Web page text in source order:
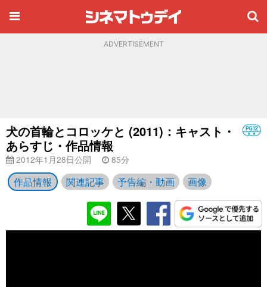
ADVERTISEMENT
犬の首輪とコロッケと (2011)：キャスト・
あらすじ・作品情報
2012年1月28日公開 85分
作品情報 関連記事 予告編・動画 画像